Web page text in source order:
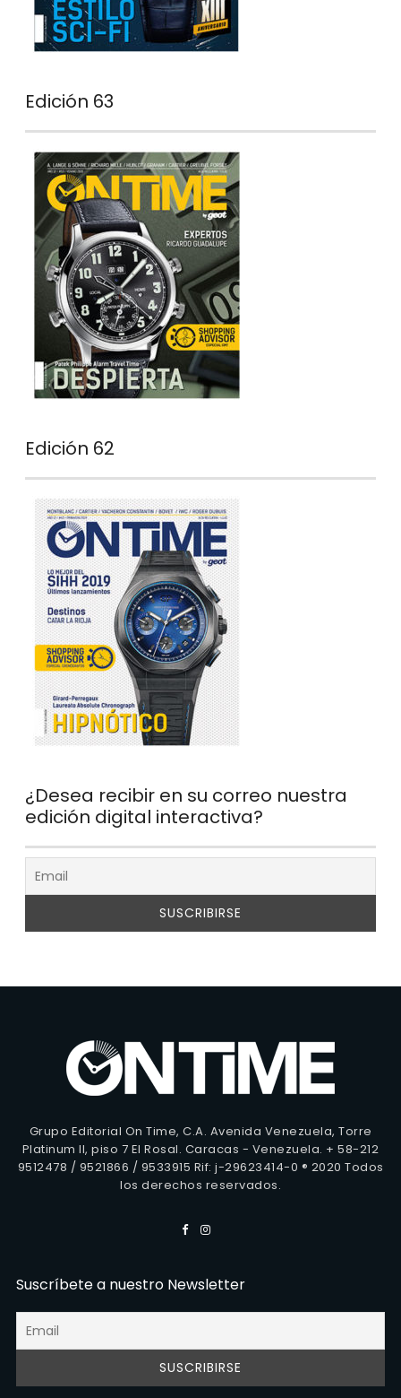
Edición 63
Edición 62
¿Desea recibir en su correo nuestra
edición digital interactiva?
Grupo Editorial On Time, C.A. Avenida Venezuela, Torre
Platinum II, piso 7 El Rosal. Caracas - Venezuela. + 58-212
9512478 / 9521866 / 9533915 Rif: j-29623414-0 ® 2020 Todos
los derechos reservados.
Suscríbete a nuestro Newsletter